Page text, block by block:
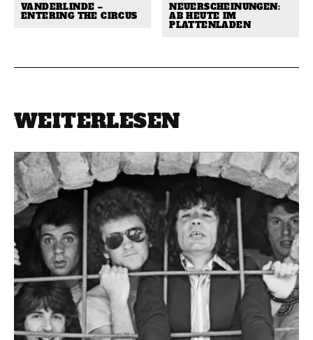
VANDERLINDE –
ENTERING THE CIRCUS
NEUERSCHEINUNGEN:
AB HEUTE IM
PLATTENLADEN
WEITERLESEN